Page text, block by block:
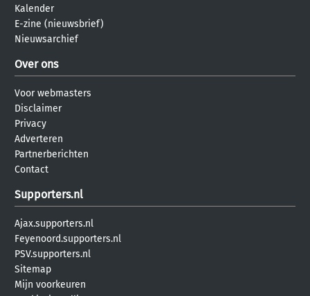
Kalender
E-zine (nieuwsbrief)
Nieuwsarchief
Over ons
Voor webmasters
Disclaimer
Privacy
Adverteren
Partnerberichten
Contact
Supporters.nl
Ajax.supporters.nl
Feyenoord.supporters.nl
PSV.supporters.nl
Sitemap
Mijn voorkeuren